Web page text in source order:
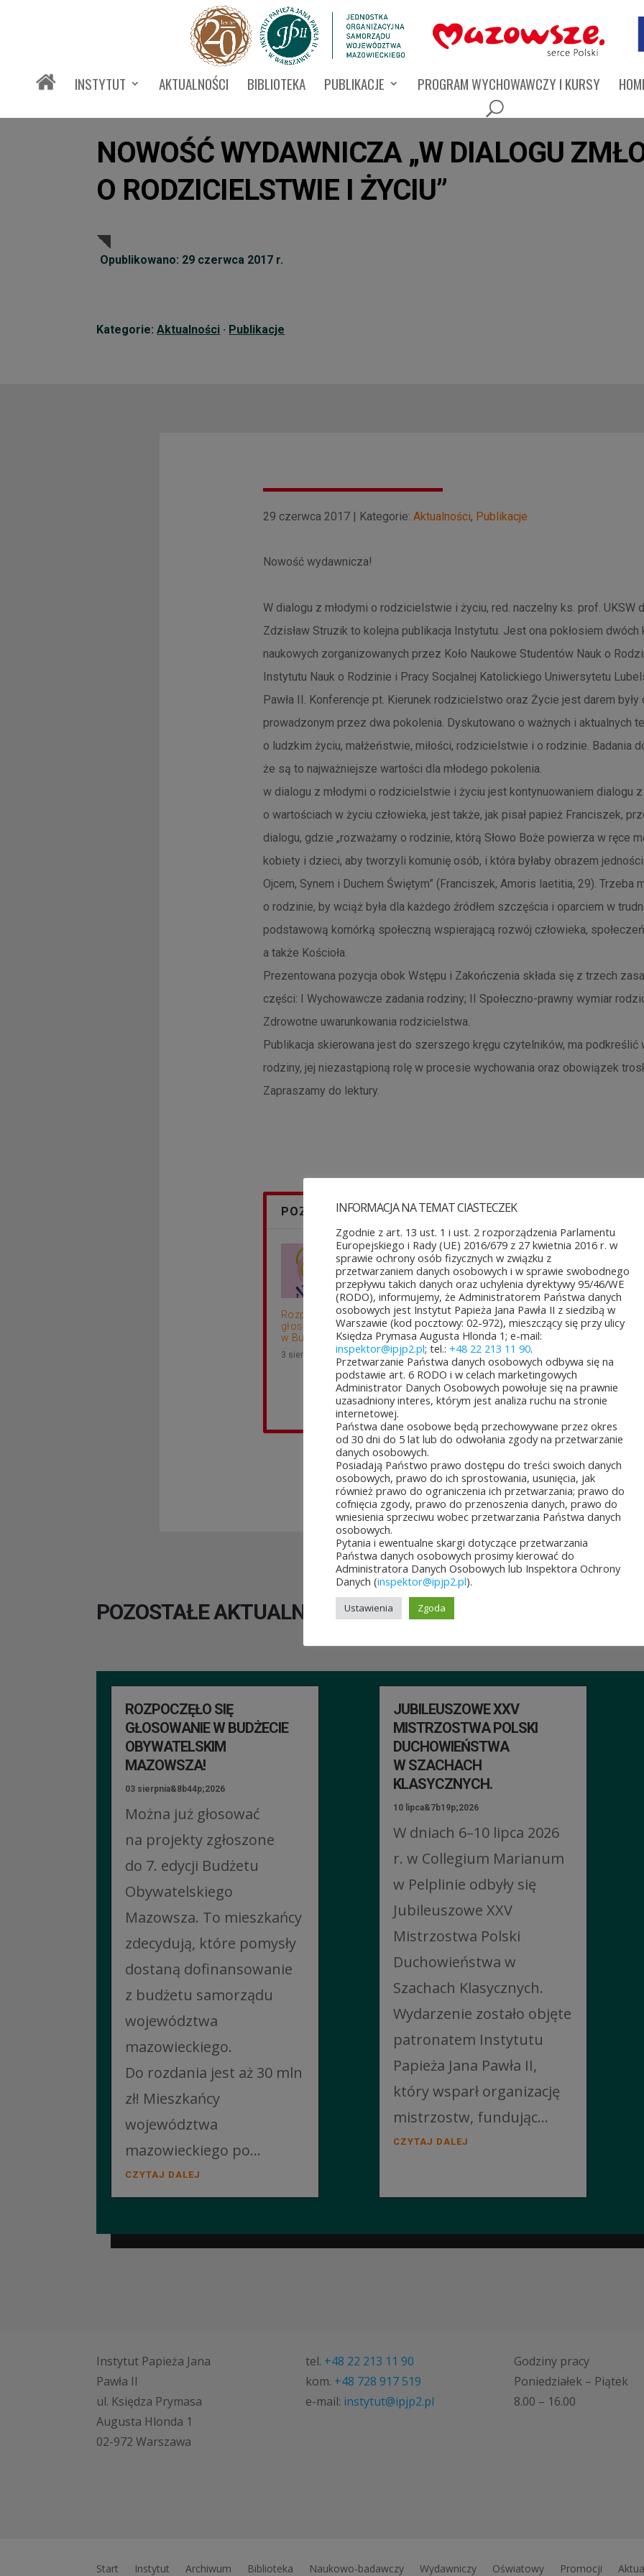
INSTYTUT AKTUALNOŚCI BIBLIOTEKA PUBLIKACJE PROGRAM WYCHOWAWCZY I KURSY
NOWOŚĆ WYDAWNICZA „W DIALOGU
O RODZICIELSTWIE I ŻYCIU”
Opublikowano: 29 czerwca 2017 r.
Kategorie:Aktualności · Publikacje
29 czerwca 2017 | Kategorie: Aktualności, Publikacje
Nowość wydawnicza!
W dialogu z młodymi o rodzicielstwie i życiu, red. naczelny ks. prof. UKSW
Zdzisław Struzik to kolejna publikacja Instytutu. Jest ona pokłosiem dwóch
naukowych zorganizowanych przez Koło Naukowe Studentów Nauk o
Instytutu Nauk o Rodzinie i Pracy Socjalnej Katolickiego Uniwersytetu
Pawła II. Konferencje pt. Kierunek rodzicielstwo oraz Życie jest darem były
prowadzonym przez dwa pokolenia. Dyskutowano o ważnych i aktualnych
o ludzkim życiu, małżeństwie, miłości, rodzicielstwie i o rodzinie. Badania
że są to najważniejsze wartości dla młodego pokolenia.
w dialogu z młodymi o rodzicielstwie i życiu jest kontynuowaniem dialogu z
o wartościach w życiu człowieka, jest także, jak pisał papież Franciszek,
dialogu, gdzie „rozważamy o rodzinie, którą Słowo Boże powierza w ręce
kobiety i dzieci, aby tworzyli komunię osób, i która byłaby obrazem
Ojcem, Synem i Duchem Świętym” (Franciszek, Amoris laetitia, 29). Trzeba
o rodzinie, by wciąż była dla każdego źródłem szczęścia i oparciem w
podstawową komórką społeczną wspierającą rozwój człowieka,
a także Kościoła.
Prezentowana pozycja obok Wstępu i Zakończenia składa się z trzech
części: I Wychowawcze zadania rodziny; II Społeczno-prawny wymiar
Zdrowotne uwarunkowania rodzicielstwa.
Publikacja skierowana jest do szerszego kręgu czytelników, ma podkreślić
rodziny, jej niezastąpioną rolę w procesie wychowania oraz obowiązek
Zapraszamy do lektury.
POZOSTAŁE AKTUALNOŚCI
Rozpoczęło się
głosowanie
w Budżeci...
3 sierpnia&8b44p;2026
Jubileuszowe XXV
Mistrzostwa
Polski Duch...
10 lipca&7b19p;2026
Konkurs
plastyczny
o Świętym Janie ...
27
czerwca&6b29p;2026
Nowość
26
POZOSTAŁE AKTUALNOŚCI
ROZPOCZĘŁO SIĘ
GŁOSOWANIE W BUDŻECIE
OBYWATELSKIM
MAZOWSZA!
03 sierpnia&8b44p;2026
Można już głosować
na projekty zgłoszone
do 7. edycji Budżetu
Obywatelskiego
Mazowsza. To mieszkańcy
zdecydują, które pomysły
dostaną dofinansowanie
z budżetu samorządu
województwa
mazowieckiego.
Do rozdania jest aż 30 mln
zł! Mieszkańcy
województwa
mazowieckiego po...
CZYTAJ DALEJ
JUBILEUSZOWE XXV
MISTRZOSTWA POLSKI
DUCHOWIEŃSTWA
W SZACHACH
KLASYCZNYCH.
10 lipca&7b19p;2026
W dniach 6–10 lipca 2026
r. w Collegium Marianum
w Pelplinie odbyły się
Jubileuszowe XXV
Mistrzostwa Polski
Duchowieństwa w
Szachach Klasycznych.
Wydarzenie zostało objęte
patronatem Instytutu
Papieża Jana Pawła II,
który wsparł organizację
mistrzostw, fundując...
CZYTAJ DALEJ
Instytut Papieża Jana
Pawła II
ul. Księdza Prymasa
Augusta Hlonda 1
02-972 Warszawa
tel. +48 22 213 11 90
kom. +48 728 917 519
e-mail: instytut@ipjp2.pl
Godziny pracy
Poniedziałek – Piątek
8.00 – 16.00
Start Instytut Archiwum Biblioteka Naukowo-badawczy Wydawniczy Oświatowy Promocji
INFORMACJA NA TEMAT CIASTECZEK
Zgodnie z art. 13 ust. 1 i ust. 2 rozporządzenia Parlamentu
Europejskiego i Rady (UE) 2016/679 z 27 kwietnia 2016 r. w
sprawie ochrony osób fizycznych w związku z
przetwarzaniem danych osobowych i w sprawie swobodnego
przepływu takich danych oraz uchylenia dyrektywy 95/46/WE
(RODO), informujemy, że Administratorem Państwa danych
osobowych jest Instytut Papieża Jana Pawła II z siedzibą w
Warszawie (kod pocztowy: 02-972), mieszczący się przy ulicy
Księdza Prymasa Augusta Hlonda 1; e-mail:
inspektor@ipjp2.pl; tel.: +48 22 213 11 90.
Przetwarzanie Państwa danych osobowych odbywa się na
podstawie art. 6 RODO i w celach marketingowych
Administrator Danych Osobowych powołuje się na prawnie
uzasadniony interes, którym jest analiza ruchu na stronie
internetowej.
Państwa dane osobowe będą przechowywane przez okres
od 30 dni do 5 lat lub do odwołania zgody na przetwarzanie
danych osobowych.
Posiadają Państwo prawo dostępu do treści swoich danych
osobowych, prawo do ich sprostowania, usunięcia, jak
również prawo do ograniczenia ich przetwarzania; prawo do
cofnięcia zgody, prawo do przenoszenia danych, prawo do
wniesienia sprzeciwu wobec przetwarzania Państwa danych
osobowych.
Pytania i ewentualne skargi dotyczące przetwarzania
Państwa danych osobowych prosimy kierować do
Administratora Danych Osobowych lub Inspektora Ochrony
Danych (inspektor@ipjp2.pl).
Ustawienia Zgoda